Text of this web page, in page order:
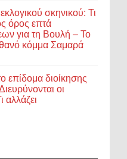
σκηνικού: Τι
όρος επτά
για τη Βουλή – Το
κόμμα Σαμαρά
επίδομα διοίκησης
οι
αλλάζει